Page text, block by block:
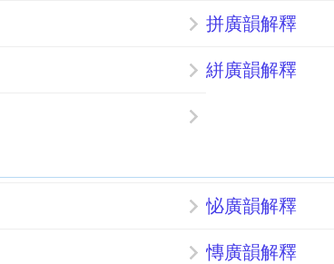
拼廣韻解釋
絣廣韻解釋
怭廣韻解釋
慱廣韻解釋